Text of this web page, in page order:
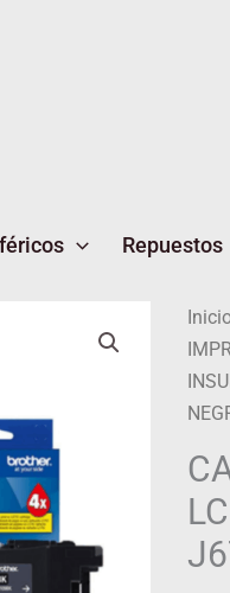
Repuestos
MFC